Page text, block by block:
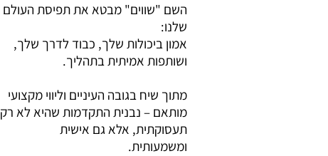
השם "שווים" מבטא את תפיסת העולם
שלנו:
אמון ביכולות שלך, כבוד לדרך שלך,
ושותפות אמיתית בתהליך.
מתוך שיח בגובה העיניים וליווי מקצועי
מותאם – נבנית התקדמות שהיא לא רק
תעסוקתית, אלא גם אישית
ומשמעותית.